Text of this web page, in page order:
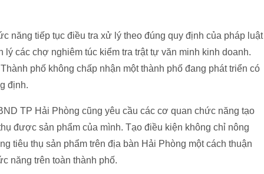
năng tiếp tục điều tra xử lý theo đúng quy định của pháp luật
lý các chợ nghiêm túc kiểm tra trật tự văn minh kinh doanh.
phố không chấp nhận một thành phố đang phát triển có
định.
TP Hải Phòng cũng yêu cầu các cơ quan chức năng tạo
được sản phẩm của mình. Tạo điều kiện không chỉ nông
tiêu thụ sản phẩm trên địa bàn Hải Phòng một cách thuận
năng trên toàn thành phố.